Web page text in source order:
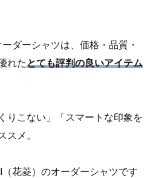
ダーシャツは、価格・品質・
れたとても評判の良いアイテム
りこない」「スマートな印象を
スメ。
花菱）のオーダーシャツです